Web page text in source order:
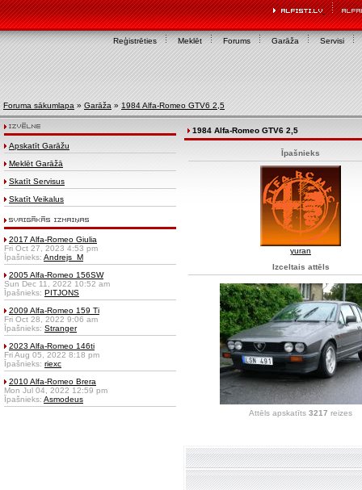
Reģistrēties Meklēt Forums Garāža Servisi
Foruma sākumlapa » Garāža » 1984 Alfa-Romeo GTV6 2,5
Apskatīt Garāžu
Meklēt Garāžā
Skatīt Servisus
Skatīt Veikalus
2017 Alfa-Romeo Giulia
Fri Oct 27, 2023 4:53 pm
Īpašnieks: Andrejs_M
2005 Alfa-Romeo 156SW
Sun Dec 11, 2022 10:52 am
Īpašnieks: PITJONS
2009 Alfa-Romeo 159 Ti
Fri Oct 28, 2022 9:06 am
Īpašnieks: Stranger
2023 Alfa-Romeo 146ti
Fri Aug 05, 2022 8:18 pm
Īpašnieks: riexc
2010 Alfa-Romeo Brera
Mon Jul 04, 2022 12:59 pm
Īpašnieks: Asmodeus
1984 Alfa-Romeo GTV6 2,5
Īpašnieks
yuran
Izceltais attēls
Attēls apskatīts 3217 reizes